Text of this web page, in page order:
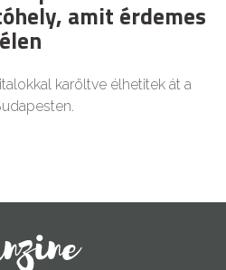
amit érdemes
karöltve élhetitek át a